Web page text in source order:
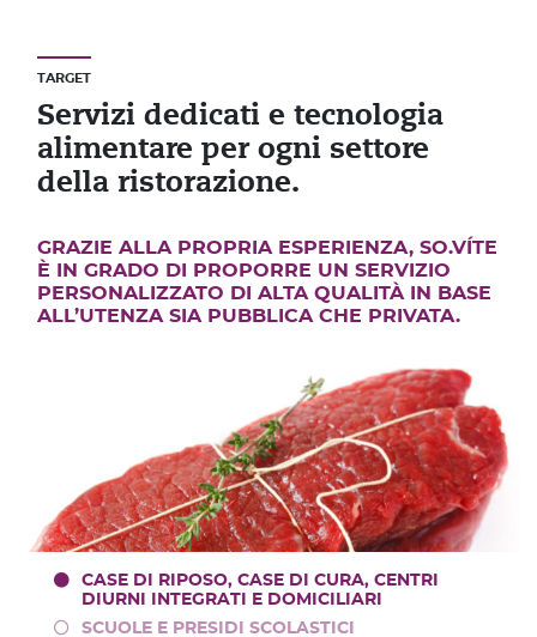
TARGET
Servizi dedicati e tecnologia
alimentare per ogni settore
della ristorazione.
GRAZIE ALLA PROPRIA ESPERIENZA, SO.VÍTE
È IN GRADO DI PROPORRE UN SERVIZIO
PERSONALIZZATO DI ALTA QUALITÀ IN BASE
ALL’UTENZA SIA PUBBLICA CHE PRIVATA.
CASE DI RIPOSO, CASE DI CURA, CENTRI
DIURNI INTEGRATI E DOMICILIARI
SCUOLE E PRESIDI SCOLASTICI